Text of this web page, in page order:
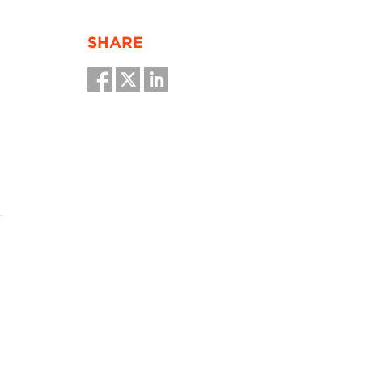
SHARE